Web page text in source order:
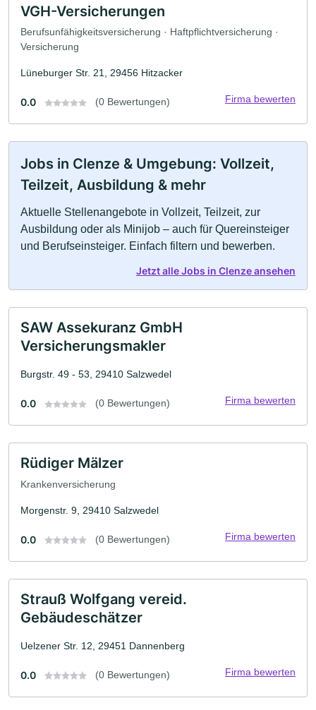
VGH-Versicherungen
Berufsunfähigkeitsversicherung · Haftpflichtversicherung ·
Versicherung
Lüneburger Str. 21, 29456 Hitzacker
0.0 (0 Bewertungen) Firma bewerten
Jobs in Clenze & Umgebung: Vollzeit,
Teilzeit, Ausbildung & mehr
Aktuelle Stellenangebote in Vollzeit, Teilzeit, zur
Ausbildung oder als Minijob – auch für Quereinsteiger
und Berufseinsteiger. Einfach filtern und bewerben.
Jetzt alle Jobs in Clenze ansehen
SAW Assekuranz GmbH
Versicherungsmakler
Burgstr. 49 - 53, 29410 Salzwedel
0.0 (0 Bewertungen) Firma bewerten
Rüdiger Mälzer
Krankenversicherung
Morgenstr. 9, 29410 Salzwedel
0.0 (0 Bewertungen) Firma bewerten
Strauß Wolfgang vereid.
Gebäudeschätzer
Uelzener Str. 12, 29451 Dannenberg
0.0 (0 Bewertungen) Firma bewerten